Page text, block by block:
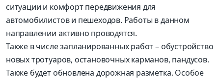
ситуации и комфорт передвижения для
автомобилистов и пешеходов. Работы в данном
направлении активно проводятся.
Также в числе запланированных работ – обустройство
новых тротуаров, остановочных карманов, пандусов.
Также будет обновлена дорожная разметка. Особое